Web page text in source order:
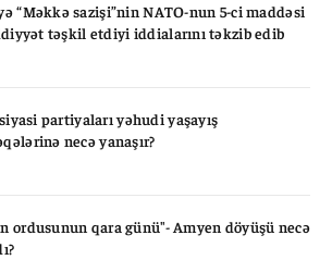
“Məkkə sazişi”nin NATO-nun 5-ci maddəsi
təşkil etdiyi iddialarını təkzib edib
partiyaları yəhudi yaşayış
necə yanaşır?
ordusunun qara günü"- Amyen döyüşü necə